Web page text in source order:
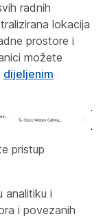
radnih
lokacija
prostore i
možete
dijeljenim
pristup
analitiku i
i povezanih